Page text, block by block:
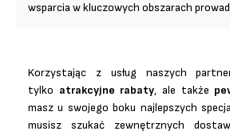
wsparcia w kluczowych obszarach
Korzystając z usług naszych
tylko atrakcyjne rabaty, ale także
masz u swojego boku najlepszych
musisz szukać zewnętrznych